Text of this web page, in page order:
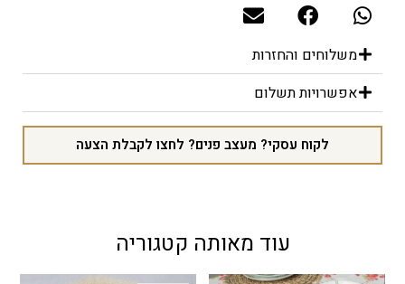
משלוחים והחזרות
אפשרויות תשלום
לקוח עסקי? מעצב פנים? לחצו לקבלת הצעה
עוד מאותה קטגוריה